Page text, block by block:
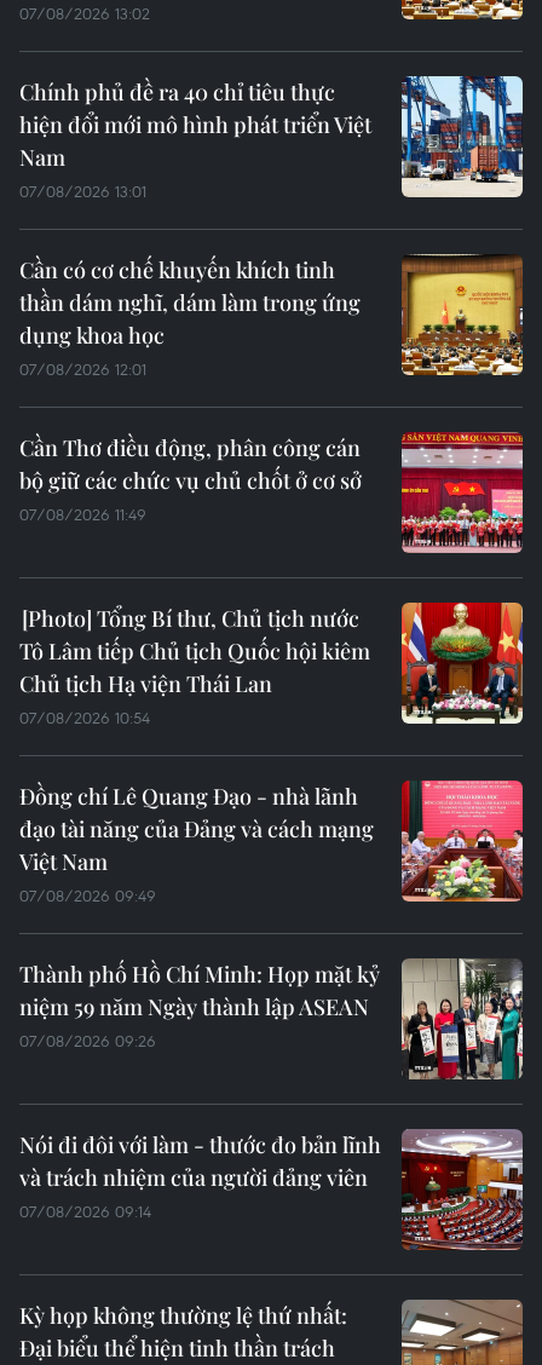
07/08/2026 13:02
Chính phủ đề ra 40 chỉ tiêu thực
hiện đổi mới mô hình phát triển Việt
Nam
07/08/2026 13:01
Cần có cơ chế khuyến khích tinh
thần dám nghĩ, dám làm trong ứng
dụng khoa học
07/08/2026 12:01
Cần Thơ điều động, phân công cán
bộ giữ các chức vụ chủ chốt ở cơ sở
07/08/2026 11:49
Tổng Bí thư, Chủ tịch nước
Tô Lâm tiếp Chủ tịch Quốc hội kiêm
Chủ tịch Hạ viện Thái Lan
07/08/2026 10:54
Đồng chí Lê Quang Đạo - nhà lãnh
đạo tài năng của Đảng và cách mạng
Việt Nam
07/08/2026 09:49
Thành phố Hồ Chí Minh: Họp mặt kỷ
niệm 59 năm Ngày thành lập ASEAN
07/08/2026 09:26
Nói đi đôi với làm - thước đo bản lĩnh
và trách nhiệm của người đảng viên
07/08/2026 09:14
Kỳ họp không thường lệ thứ nhất:
Đại biểu thể hiện tinh thần trách